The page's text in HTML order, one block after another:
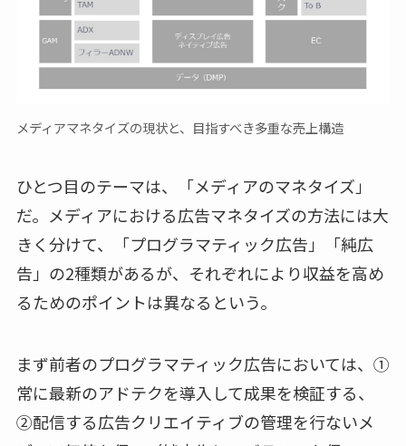
メディアマネタイズの現状と、目指すべき多重な売上構造
ひとつ目のテーマは、「メディアのマネタイズ」
だ。メディアにおける広告マネタイズの方法には大
きく分けて、「プログラマティック広告」「純広
告」の2種類があるが、それぞれにより収益を高め
るためのポイントは異なるという。
まず前者のプログラマティック広告においては、①
常に最新のアドテクを導入して成果を検証する、
②配信する広告クリエイティブの管理を行ないメ